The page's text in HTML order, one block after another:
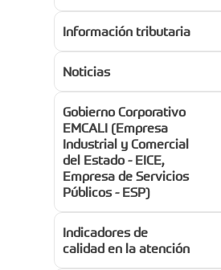
Información tributaria
Noticias
Gobierno Corporativo
EMCALI (Empresa
Industrial y Comercial
del Estado - EICE,
Empresa de Servicios
Públicos - ESP)
Indicadores de
calidad en la atención